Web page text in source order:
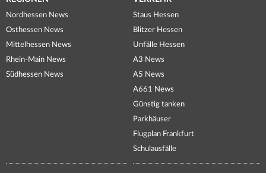
Nordhessen News
Osthessen News
Mittelhessen News
Rhein-Main News
Südhessen News
Staus Hessen
Blitzer Hessen
Unfälle Hessen
A3 News
A5 News
A661 News
Günstig tanken
Parkhäuser
Flugplan Frankfurt
Schulausfälle